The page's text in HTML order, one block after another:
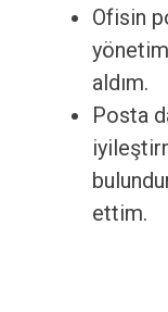
Ofisin
aldım.
Posta
ettim.